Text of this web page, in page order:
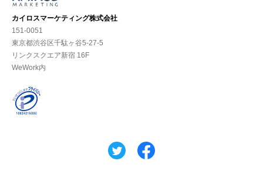
カイロスマーケティング株式会社
151-0051
東京都渋⾕区千駄ヶ谷5-27-5
リンクスクエア新宿 16F
WeWork内